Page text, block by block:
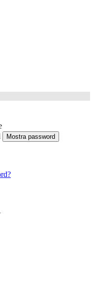
Mostra password